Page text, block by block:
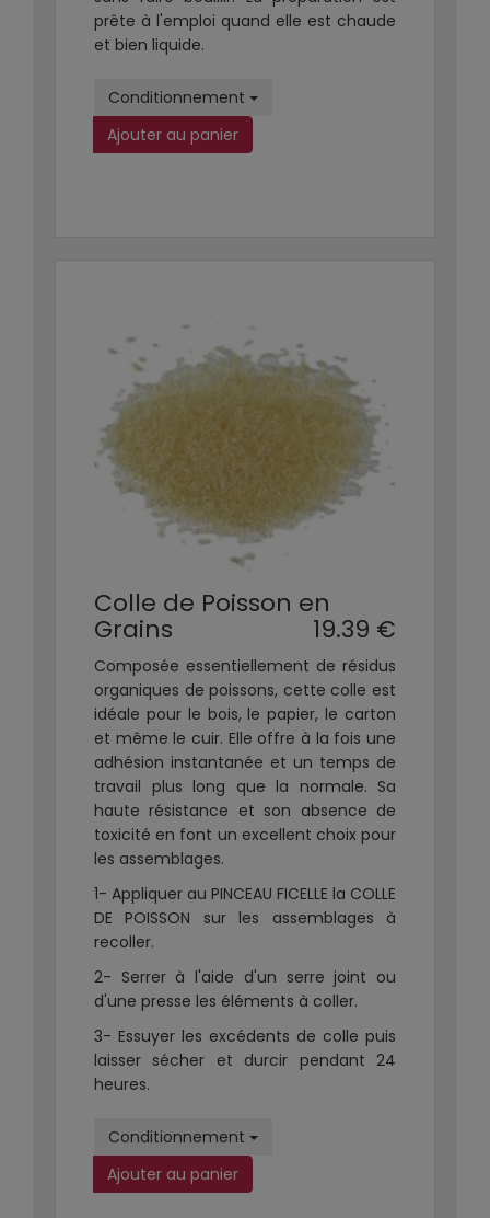
prête à l'emploi quand elle est chaude
et bien liquide.
Conditionnement
Ajouter au panier
Colle de Poisson en
Grains 19.39 €
Composée essentiellement de résidus
organiques de poissons, cette colle est
idéale pour le bois, le papier, le carton
et même le cuir. Elle offre à la fois une
adhésion instantanée et un temps de
travail plus long que la normale. Sa
haute résistance et son absence de
toxicité en font un excellent choix pour
les assemblages.
1- Appliquer au PINCEAU FICELLE la COLLE
DE POISSON sur les assemblages à
recoller.
2- Serrer à l'aide d'un serre joint ou
d'une presse les éléments à coller.
3- Essuyer les excédents de colle puis
laisser sécher et durcir pendant 24
heures.
Conditionnement
Ajouter au panier